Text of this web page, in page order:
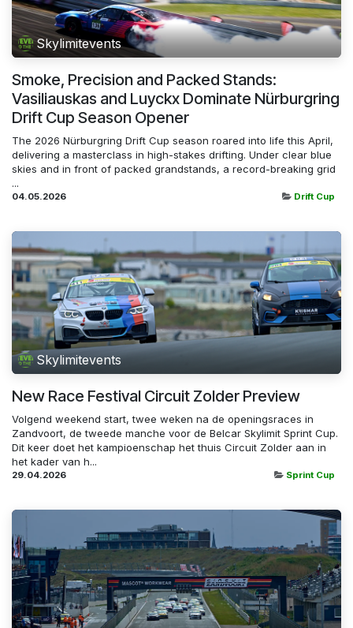
Skylimitevents
Smoke, Precision and Packed Stands:
Vasiliauskas and Luyckx Dominate Nürburgring
Drift Cup Season Opener
The 2026 Nürburgring Drift Cup season roared into life this April,
delivering a masterclass in high-stakes drifting. Under clear blue
skies and in front of packed grandstands, a record-breaking grid
...
04.05.2026 Drift Cup
Skylimitevents
New Race Festival Circuit Zolder Preview
Volgend weekend start, twee weken na de openingsraces in
Zandvoort, de tweede manche voor de Belcar Skylimit Sprint Cup.
Dit keer doet het kampioenschap het thuis Circuit Zolder aan in
het kader van h...
29.04.2026 Sprint Cup